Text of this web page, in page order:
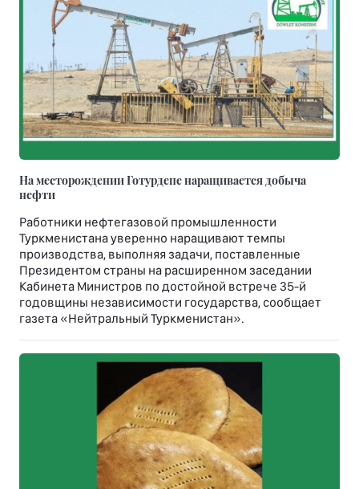
На месторождении Готурдепе наращивается добыча
нефти
Работники нефтегазовой промышленности
Туркменистана уверенно наращивают темпы
производства, выполняя задачи, поставленные
Президентом страны на расширенном заседании
Кабинета Министров по достойной встрече 35-й
годовщины независимости государства, сообщает
газета «Нейтральный Туркменистан».